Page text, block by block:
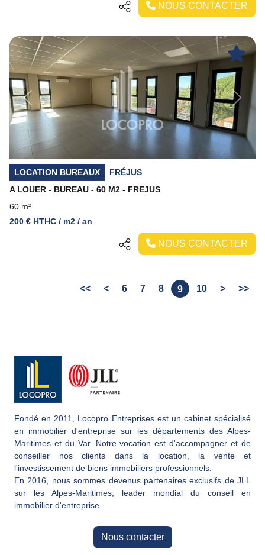
NOUS CONTACTER
Previous Next
LOCATION BUREAUX
FRÉJUS
A LOUER - BUREAU - 60 M2 - FREJUS
60 m²
200 € HTHC / m2 / an
NOUS CONTACTER
<< < 6 7 8 9 10 > >>
Fondé en 2011, Locopro Entreprises est un cabinet spécialisé
en immobilier d'entreprise sur les départements des Alpes-
Maritimes et du Var. Notre vocation est d'accompagner et de
conseiller nos clients dans la location, la vente et
l'investissement de biens immobiliers professionnels.
En 2016, nous sommes devenus partenaires exclusifs de JLL
sur les Alpes-Maritimes, leader mondial du conseil en
immobilier d'entreprise.
Nous contacter